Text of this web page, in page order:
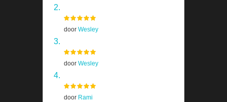
door Wesley
door Wesley
door Rami